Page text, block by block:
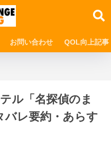
お問い合わせ QOL向上記事
ル「名探偵のま
バレ要約・あらす